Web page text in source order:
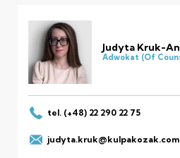
Judyta Kruk-
Adwokat (Of
tel. (+48) 22 290 22 75
judyta.kruk@kulpakozak.com